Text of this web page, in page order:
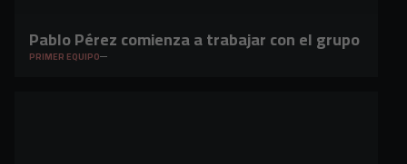
Pablo Pérez comienza a trabajar con el grupo
PRIMER EQUIPO